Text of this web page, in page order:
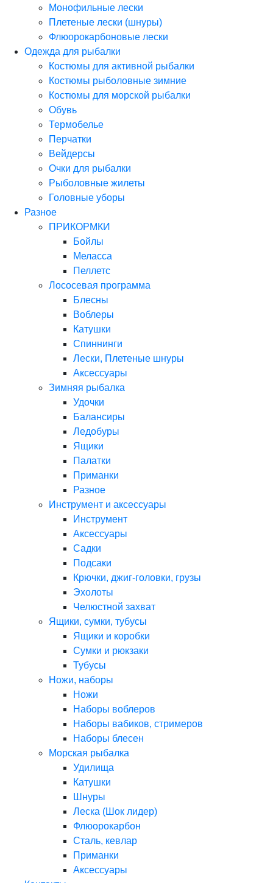
Монофильные лески
Плетеные лески (шнуры)
Флюорокарбоновые лески
Одежда для рыбалки
Костюмы для активной рыбалки
Костюмы рыболовные зимние
Костюмы для морской рыбалки
Обувь
Термобелье
Перчатки
Вейдерсы
Очки для рыбалки
Рыболовные жилеты
Головные уборы
Разное
ПРИКОРМКИ
Бойлы
Меласса
Пеллетс
Лососевая программа
Блесны
Воблеры
Катушки
Спиннинги
Лески, Плетеные шнуры
Аксессуары
Зимняя рыбалка
Удочки
Балансиры
Ледобуры
Ящики
Палатки
Приманки
Разное
Инструмент и аксессуары
Инструмент
Аксессуары
Садки
Подсаки
Крючки, джиг-головки, грузы
Эхолоты
Челюстной захват
Ящики, сумки, тубусы
Ящики и коробки
Сумки и рюкзаки
Тубусы
Ножи, наборы
Ножи
Наборы воблеров
Наборы вабиков, стримеров
Наборы блесен
Морская рыбалка
Удилища
Катушки
Шнуры
Леска (Шок лидер)
Флюорокарбон
Сталь, кевлар
Приманки
Аксессуары